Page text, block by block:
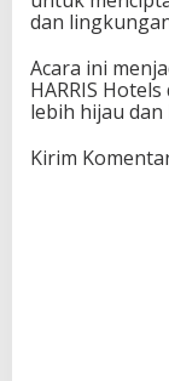
dan
Acara ini
HARRIS
lebih hijau
Kirim